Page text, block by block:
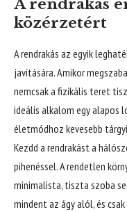
A rendrakás
közérzetért
A rendrakás az egyik
javítására. Amikor
nemcsak a fizikális teret
ideális alkalom egy alapos
életmódhoz kevesebb
Kezdd a rendrakást a
pihenéssel. A rendetlen
minimalista, tiszta szoba
mindent az ágy alól, és